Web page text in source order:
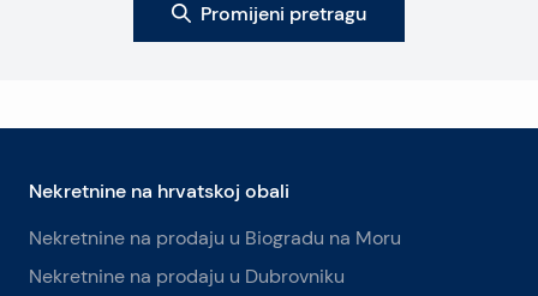
Promijeni pretragu
Nekretnine na hrvatskoj obali
Nekretnine na prodaju u Biogradu na Moru
Nekretnine na prodaju u Dubrovniku